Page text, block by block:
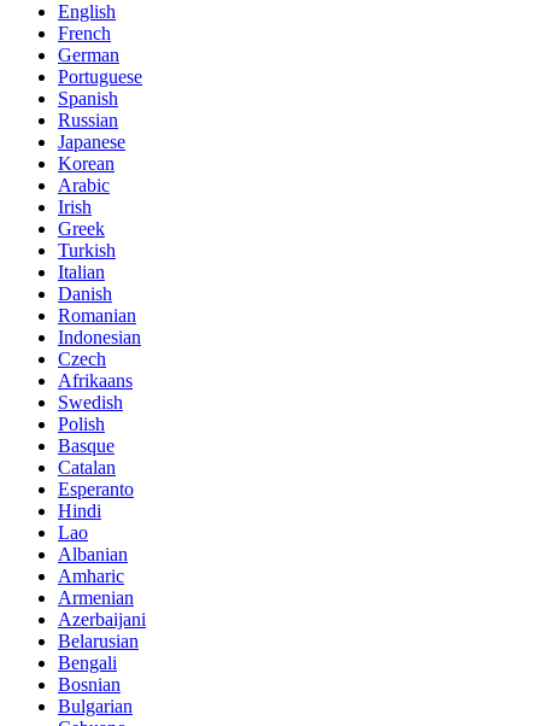
English
French
German
Portuguese
Spanish
Russian
Japanese
Korean
Arabic
Irish
Greek
Turkish
Italian
Danish
Romanian
Indonesian
Czech
Afrikaans
Swedish
Polish
Basque
Catalan
Esperanto
Hindi
Lao
Albanian
Amharic
Armenian
Azerbaijani
Belarusian
Bengali
Bosnian
Bulgarian